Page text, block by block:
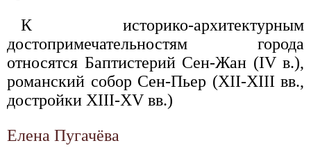
К историко-архитектурным
достопримечательностям города
относятся Баптистерий Сен-Жан (IV в.),
романский собор Сен-Пьер (XII-XIII вв.,
достройки XIII-XV вв.)
Елена Пугачёва